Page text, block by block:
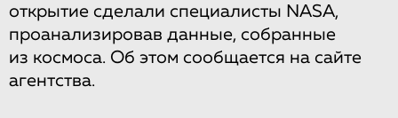
открытие сделали специалисты NASA,
проанализировав данные, собранные
из космоса. Об этом сообщается на сайте
агентства.